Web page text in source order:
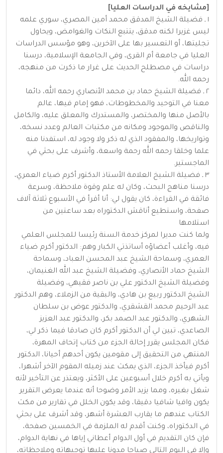
[مشايخه في الدراسات العليا]
١ ـ فضيلة الشيخ المدقق محمد أمين المصري، سوري علمه
ليس غزيرا لكنه مدقق، يتتبع النكات والغوامض، ويحاول
تجليتها، أو التعسير بها على الآخرين، وهو مؤسس الدراسات
العليا في جامعة أم القرى، وفي الجامعة الإسلامية، درسنا
دراسات في مصطلح الحديث على غرار ما ذكرت من منهجه،
رحمه الله.
٢ ـ فضيلة الشيخ حماد بن محمد الأنصاري رحمه الله، دائما
معنا في التوحيد والمخطوطات، فهو إمام فيها، عالم
بالأصل منها والمختصر، والمستدرك والمعلق عليه، والكامل
والناقص والموجود ومكانه من مكتبات العالم وعدد نسخه،
وتواريخها، والمفقود الذي له ذكر ولا وجود له، استفدنا منه
علما وخلقا رحمه الله رحمة واسعة، وأشرف على بحثي في
الماجستير.
٣ ـ فضيلة الشيخ العلامة الأستاذ الدكتور أكرم ضياء العمري،
درسنا مناهج البحث، وكان له علم وقوة ملاحظة، وسرعة
فائقة في القراءة، كان يقول لي: أنا أقرأ في الأسبوع ثلاثة آلاف
صفحة، واستطيع أناقش الدكتوراه بعد ساعتين من
استلامها
ولما كنت مديرا لمركز خدمة السنة رئيسا للمجلس العلمي
فيه، وأغلب أعضاؤه أساتذتي الكبار وهم: الدكتور أكرم ضياء
العمري، وسماحة الشيخ عبد المحسن العباد، وسماحة
الشيخ حماد الأنصاري، وفضيلة الشيخ عبد الله الغنيمان،
وفضيلة الشيخ الدكتور علي بن ناصر فقيهي، وفضيلة
الشيخ الدكتور ربيع بن هادي، والبقية من الزملاء، وهم الدكتور
عبد الرحيم محمد القشقري، والدكتور عوض بن سلطان
الشهري، والدكتور عبد الصمد بكر، والدكتور عبد العزيز
الصاعدي، تبين لي أن الدكتور أكرم كان صادقا فيما ذكر لي،
فكان المجلس يقرر إحالة الجزء من كتاب إتحاف المهرة،
المنتهي من التحقيق إلى مقومين يكون أحدهم أحيانا، الدكتور
أكرم فيأخذ الجزء، الذي يمكث عند زميله المقوم الآخر أشهرا،
ويأتي به أكرم خلال أسبوعين على الأكثر، ويعتذر عن التأخير لأنه
شغل بغيره، ومما يزيد الأمر وضوحا أنه عندما يعرض التقرير
يكون وافيا شافيا دقيقا، وقد يكون الخلل في تقارير من مكث
الكتاب عندهم ما يقارب العشرة أشهر، وقد أشرف على بحثي
في الدكتوراه، وكنت أقدم له الملزمة في الخمسين صفحة،
فإن كان التقديم في أول الدوام أعطاني إياها في نهاية الدوام،
وإلا في اليوم التالي صباحا مدونا عليها توجيهاته وملاحظاته،